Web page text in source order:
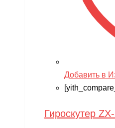
Добавить в
Гироскутер